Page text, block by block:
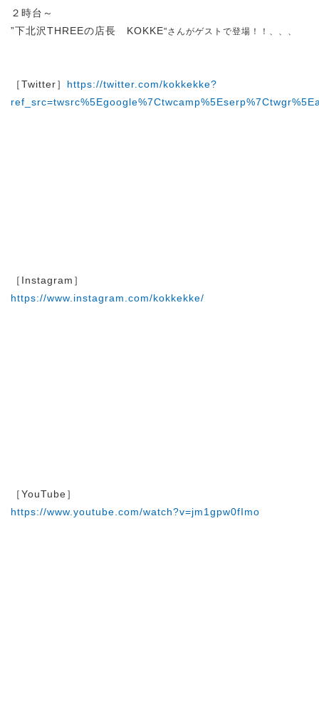
２時台～
”下北沢THREEの店長 KOKKE"さんがゲストで登場！！
［Twitter］ https://twitter.com/kokkekke?
［Instagram］
https://www.instagram.com/kokkekke/
［YouTube］
https://www.youtube.com/watch?v=jm1gpw0fImo